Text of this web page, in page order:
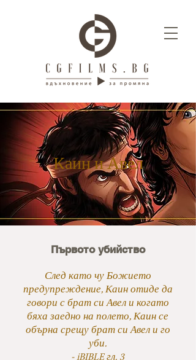
Каин и Авел
Първото убийство
След като чу Божието
предупреждение, Каин отиде да
говори с брат си Авел и когато
бяха заедно на полето, Каин се
обърна срещу брат си Авел и го
уби.
- iBIBLE гл. 3